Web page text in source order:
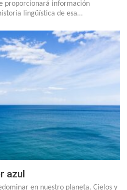
proporcionará información
lingüística de esa…
azul
en nuestro planeta. Cielos y